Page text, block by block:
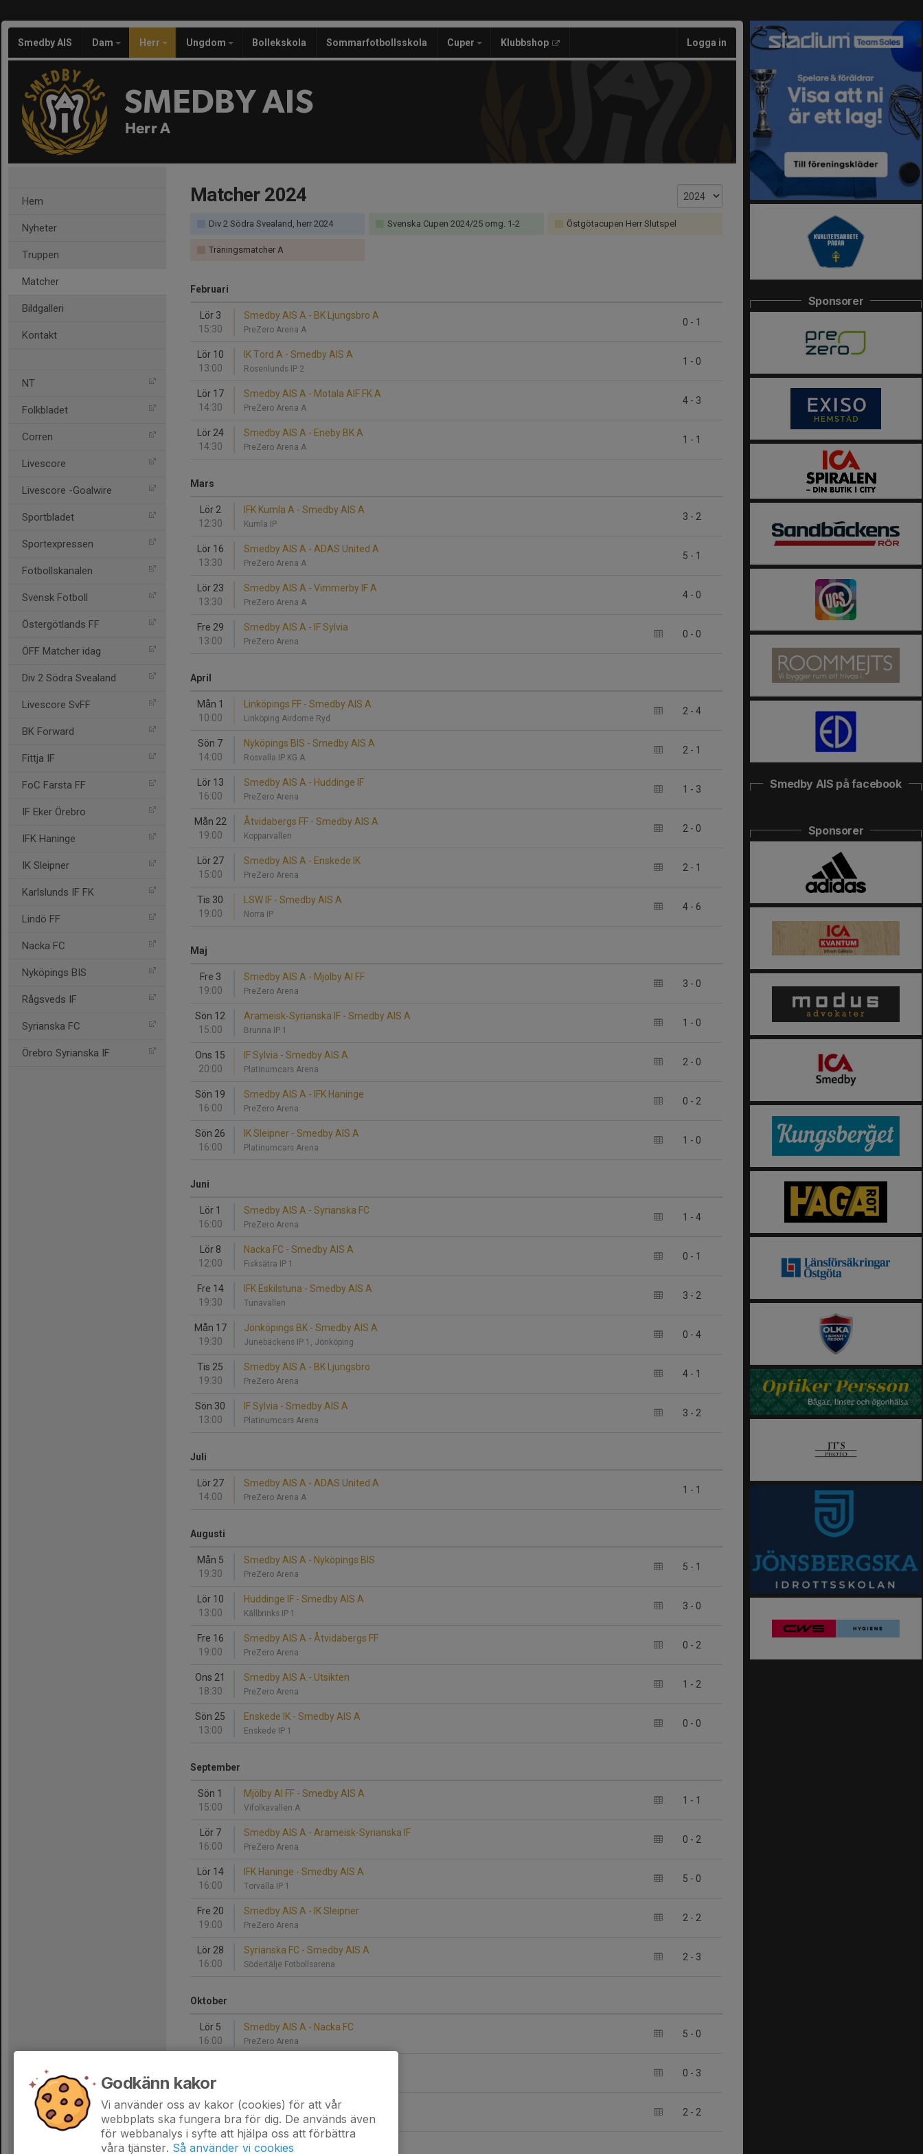
Smedby AIS Dam Herr Ungdom Bollekskola Sommarfotbollsskola Cuper Klubbshop Logga in
SMEDBY AIS
Herr A
Hem
Nyheter
Truppen
Matcher
Bildgalleri
Kontakt
NT
Folkbladet
Corren
Livescore
Livescore -Goalwire
Sportbladet
Sportexpressen
Fotbollskanalen
Svensk Fotboll
Östergötlands FF
ÖFF Matcher idag
Div 2 Södra Svealand
Livescore SvFF
BK Forward
Fittja IF
FoC Farsta FF
IF Eker Örebro
IFK Haninge
IK Sleipner
Karlslunds IF FK
Lindö FF
Nacka FC
Nyköpings BIS
Rågsveds IF
Syrianska FC
Örebro Syrianska IF
Matcher 2024
Div 2 Södra Svealand, herr 2024 Svenska Cupen 2024/25 omg. 1-2 Östgötacupen Herr Slutspel
Träningsmatcher A
Februari
Lör 3
15:30
0 - 1
Smedby AIS A - BK Ljungsbro A
PreZero Arena A
Lör 10
13:00
1 - 0
IK Tord A - Smedby AIS A
Rosenlunds IP 2
Lör 17
14:30
4 - 3
Smedby AIS A - Motala AIF FK A
PreZero Arena A
Lör 24
14:30
1 - 1
Smedby AIS A - Eneby BK A
PreZero Arena A
Mars
Lör 2
12:30
3 - 2
IFK Kumla A - Smedby AIS A
Kumla IP
Lör 16
13:30
5 - 1
Smedby AIS A - ADAS United A
PreZero Arena A
Lör 23
13:30
4 - 0
Smedby AIS A - Vimmerby IF A
PreZero Arena A
Fre 29
13:00
0 - 0
Smedby AIS A - IF Sylvia
PreZero Arena
April
Mån 1
10:00
2 - 4
Linköpings FF - Smedby AIS A
Linköping Airdome Ryd
Sön 7
14:00
2 - 1
Nyköpings BIS - Smedby AIS A
Rosvalla IP KG A
Lör 13
16:00
1 - 3
Smedby AIS A - Huddinge IF
PreZero Arena
Mån 22
19:00
2 - 0
Åtvidabergs FF - Smedby AIS A
Kopparvallen
Lör 27
15:00
2 - 1
Smedby AIS A - Enskede IK
PreZero Arena
Tis 30
19:00
4 - 6
LSW IF - Smedby AIS A
Norra IP
Maj
Fre 3
19:00
3 - 0
Smedby AIS A - Mjölby AI FF
PreZero Arena
Sön 12
15:00
1 - 0
Arameisk-Syrianska IF - Smedby AIS A
Brunna IP 1
Ons 15
20:00
2 - 0
IF Sylvia - Smedby AIS A
Platinumcars Arena
Sön 19
16:00
0 - 2
Smedby AIS A - IFK Haninge
PreZero Arena
Sön 26
16:00
1 - 0
IK Sleipner - Smedby AIS A
Platinumcars Arena
Juni
Lör 1
16:00
1 - 4
Smedby AIS A - Syrianska FC
PreZero Arena
Lör 8
12:00
0 - 1
Nacka FC - Smedby AIS A
Fisksätra IP 1
Fre 14
19:30
3 - 2
IFK Eskilstuna - Smedby AIS A
Tunavallen
Mån 17
19:30
0 - 4
Jönköpings BK - Smedby AIS A
Junebäckens IP 1, Jönköping
Tis 25
19:30
4 - 1
Smedby AIS A - BK Ljungsbro
PreZero Arena
Sön 30
13:00
3 - 2
IF Sylvia - Smedby AIS A
Platinumcars Arena
Juli
Lör 27
14:00
1 - 1
Smedby AIS A - ADAS United A
PreZero Arena A
Augusti
Mån 5
19:30
5 - 1
Smedby AIS A - Nyköpings BIS
PreZero Arena
Lör 10
13:00
3 - 0
Huddinge IF - Smedby AIS A
Källbrinks IP 1
Fre 16
19:00
0 - 2
Smedby AIS A - Åtvidabergs FF
PreZero Arena
Ons 21
18:30
1 - 2
Smedby AIS A - Utsikten
PreZero Arena
Sön 25
13:00
0 - 0
Enskede IK - Smedby AIS A
Enskede IP 1
September
Sön 1
15:00
1 - 1
Mjölby AI FF - Smedby AIS A
Vifolkavallen A
Lör 7
16:00
0 - 2
Smedby AIS A - Arameisk-Syrianska IF
PreZero Arena
Lör 14
16:00
5 - 0
IFK Haninge - Smedby AIS A
Torvalla IP 1
Fre 20
19:00
2 - 2
Smedby AIS A - IK Sleipner
PreZero Arena
Lör 28
16:00
2 - 3
Syrianska FC - Smedby AIS A
Södertälje Fotbollsarena
Oktober
Lör 5
16:00
5 - 0
Smedby AIS A - Nacka FC
PreZero Arena
15:00
0 - 3
Sön 20
14:00
2 - 2
Smedby AIS A - IFK Eskilstuna
PreZero Arena
Sponsorer
Smedby AIS på facebook
Sponsorer
Godkänn kakor
Vi använder oss av kakor (cookies) för att vår
webbplats ska fungera bra för dig. De används även
för webbanalys i syfte att hjälpa oss att förbättra
våra tjänster. Så använder vi cookies